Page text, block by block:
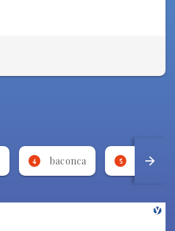
4 baconca 5 rimmato